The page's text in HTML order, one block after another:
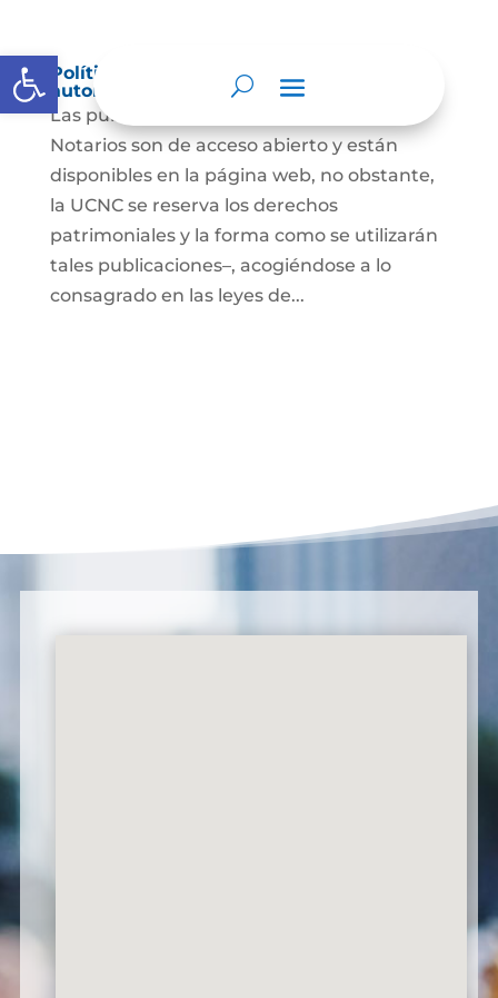
Abrir barra de herramientas
Política de derechos de autor y/o
autorización de uso sobre los contenidos
Las publicaciones de la UCNC y de los
Notarios son de acceso abierto y están
disponibles en la página web, no obstante,
la UCNC se reserva los derechos
patrimoniales y la forma como se utilizarán
tales publicaciones–, acogiéndose a lo
consagrado en las leyes de...